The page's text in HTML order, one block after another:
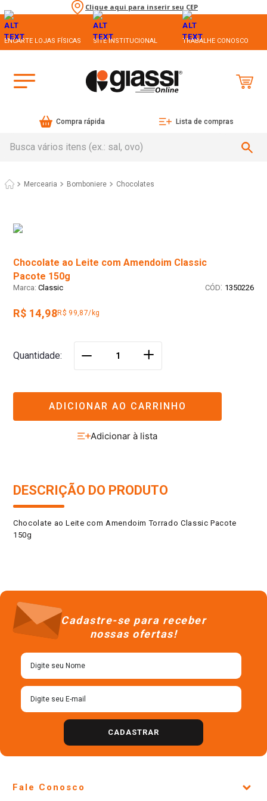
Clique aqui para inserir seu CEP
ENCARTE LOJAS FÍSICAS SITE INSTITUCIONAL TRABALHE CONOSCO
Compra rápida Lista de compras
Mercearia Bomboniere Chocolates
Chocolate ao Leite com Amendoim Classic
Pacote 150g
Classic : 1350226
R$ 14,98R$ 99,87/kg
Quantidade ＋
ADICIONAR AO CARRINHO
DESCRIÇÃO DO PRODUTO
Chocolate ao Leite com Amendoim Torrado Classic Pacote
150g
Cadastre-se para receber
nossas ofertas!
CADASTRAR
Fale Conosco